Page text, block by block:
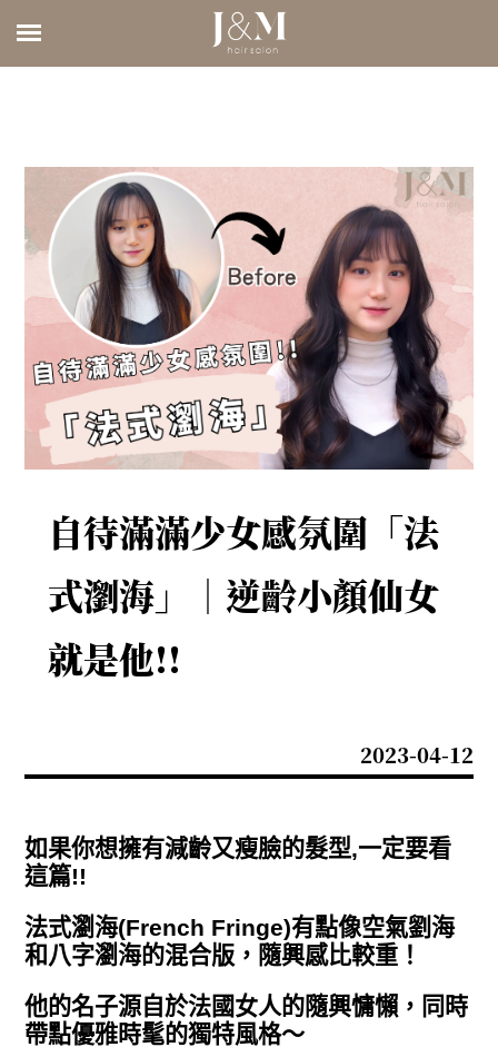
自待滿滿少女感氛圍「法
式瀏海」｜逆齡小顏仙女
就是他!!
2023-04-12
如果你想擁有減齡又瘦臉的髮型,一定要看
這篇!!
法式瀏海(French Fringe)有點像空氣劉海
和八字瀏海的混合版，隨興感比較重！
他的名子源自於法國女人的隨興慵懶，同時
帶點優雅時髦的獨特風格～